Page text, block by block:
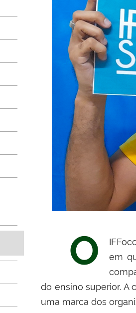
O
em
do ensino superior. A
uma marca dos